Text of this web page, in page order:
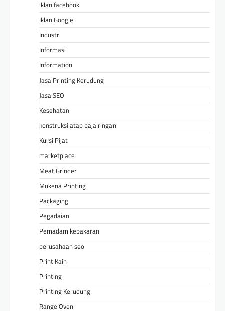
iklan facebook
Iklan Google
Industri
Informasi
Information
Jasa Printing Kerudung
Jasa SEO
Kesehatan
konstruksi atap baja ringan
Kursi Pijat
marketplace
Meat Grinder
Mukena Printing
Packaging
Pegadaian
Pemadam kebakaran
perusahaan seo
Print Kain
Printing
Printing Kerudung
Range Oven